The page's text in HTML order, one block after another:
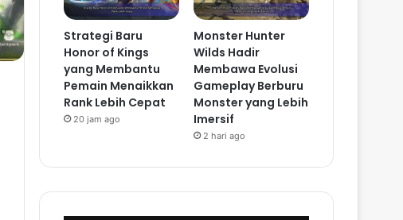
Strategi Baru
Honor of Kings
yang Membantu
Pemain Menaikkan
Rank Lebih Cepat
20 jam ago
Monster Hunter
Wilds Hadir
Membawa Evolusi
Gameplay Berburu
Monster yang Lebih
Imersif
2 hari ago